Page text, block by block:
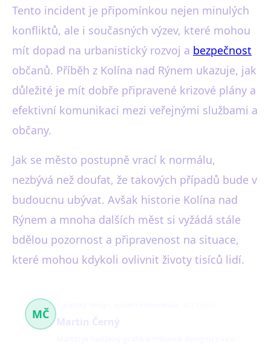
Tento incident je připomínkou nejen minulých
konfliktů, ale i současných výzev, které mohou
mít dopad na urbanistický rozvoj a bezpečnost
občanů. Příběh z Kolína nad Rýnem ukazuje, jak
důležité je mít dobře připravené krizové plány a
efektivní komunikaci mezi veřejnými službami a
občany.
Jak se město postupně vrací k normálu,
nezbývá než doufat, že takových případů bude v
budoucnu ubývat. Avšak historie Kolína nad
Rýnem a mnoha dalších měst si vyžádá stále
bdělou pozornost a připravenost na situace,
které mohou kdykoli ovlivnit životy tisíců lidí.
MČ